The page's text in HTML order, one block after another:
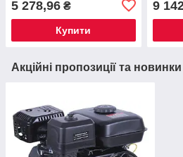
5 278,96 ₴
Купити
9
Акційні пропозиції та новинки